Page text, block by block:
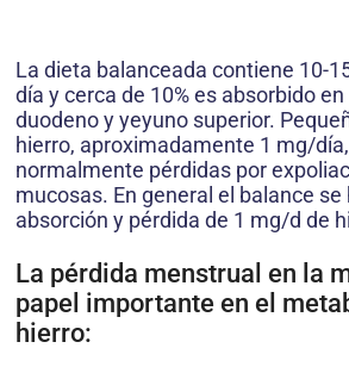
La dieta balanceada contiene 10-
día y cerca de 10% es absorbido
duodeno y yeyuno superior.
hierro, aproximadamente 1 mg/
normalmente pérdidas por
mucosas. En general el balance se
absorción y pérdida de 1 mg/d de
La pérdida menstrual en la
papel importante en el
hierro: